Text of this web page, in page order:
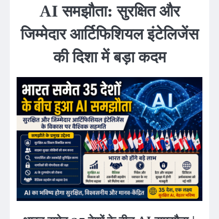
AI समझौता: सुरक्षित और
जिम्मेदार आर्टिफिशियल इंटेलिजेंस
की दिशा में बड़ा कदम